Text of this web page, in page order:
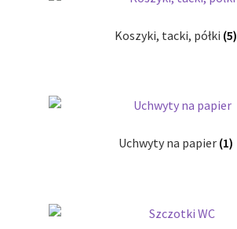
Koszyki, tacki, półki (5)
Uchwyty na papier (1)